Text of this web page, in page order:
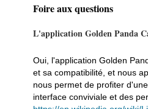
Foire aux questions
L'application Golden Panda
Oui, l'application Golden
et sa compatibilité, et nous
nous permet de profiter
interface conviviale et des